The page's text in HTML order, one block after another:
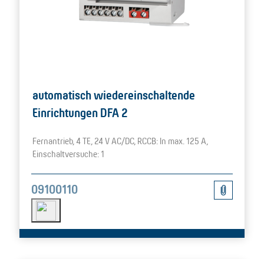
automatisch wiedereinschaltende
Einrichtungen DFA 2
Fernantrieb, 4 TE, 24 V AC/DC, RCCB: In max. 125 A,
Einschaltversuche: 1
09100110